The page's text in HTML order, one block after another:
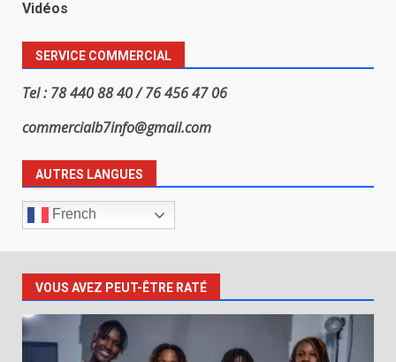
Vidéos
SERVICE COMMERCIAL
Tel : 78 440 88 40 / 76 456 47 06
commercialb7info@gmail.com
AUTRES LANGUES
French
VOUS AVEZ PEUT-ÊTRE RATÉ